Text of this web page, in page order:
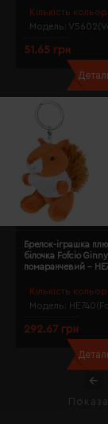
Кількість
Модель:
51.65 грн
Кількість
Модель:
Брелок-іграшка
білочка Fofcio Ginny
помаранчевий -
292.67 грн